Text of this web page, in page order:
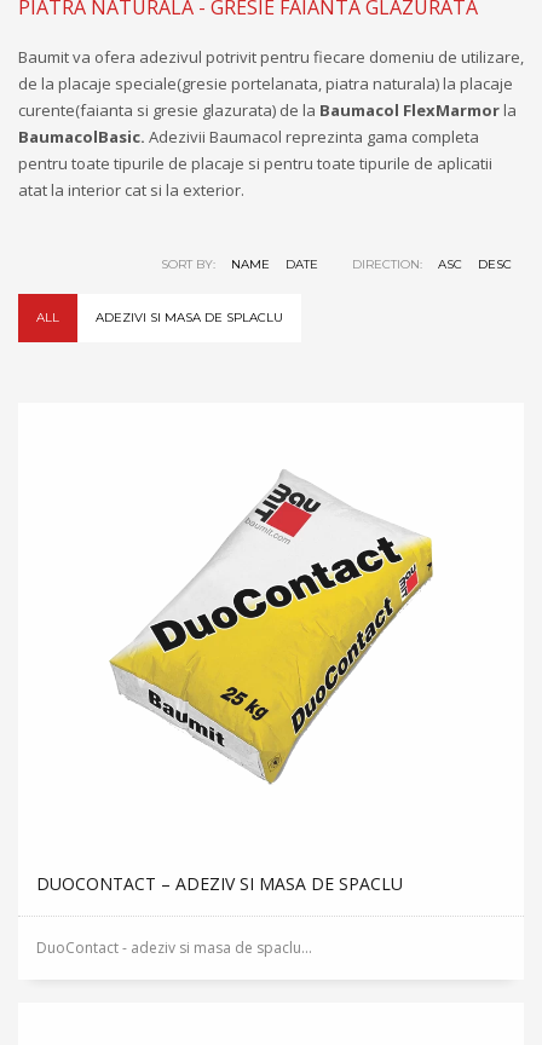
PIATRA NATURALA - GRESIE FAIANTA GLAZURATA
Baumit va ofera adezivul potrivit pentru fiecare domeniu de utilizare,
de la placaje speciale(gresie portelanata, piatra naturala) la placaje
curente(faianta si gresie glazurata) de la Baumacol FlexMarmorla
BaumacolBasic. Adezivii Baumacol reprezinta gama completa
pentru toate tipurile de placaje si pentru toate tipurile de aplicatii
atat la interior cat si la exterior.
SORT BY: NAME DATE DIRECTION: ASC DESC
ALL ADEZIVI SI MASA DE SPLACLU
DUOCONTACT – ADEZIV SI MASA DE SPACLU
DuoContact - adeziv si masa de spaclu...